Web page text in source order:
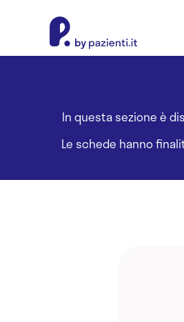
In questa sezione è
Le schede hanno